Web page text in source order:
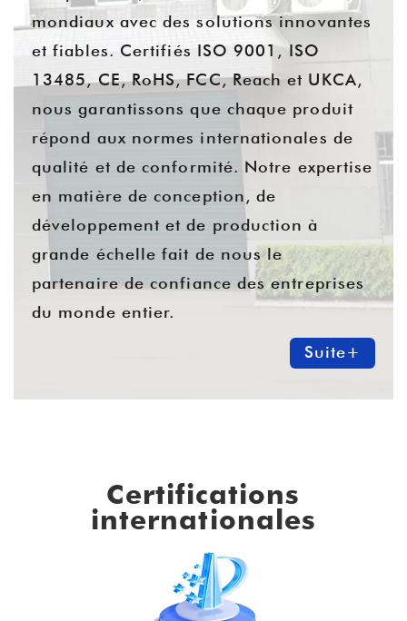
mondiaux avec des solutions innovantes
et fiables. Certifiés ISO 9001, ISO
13485, CE, RoHS, FCC, Reach et UKCA,
nous garantissons que chaque produit
répond aux normes internationales de
qualité et de conformité. Notre expertise
en matière de conception, de
développement et de production à
grande échelle fait de nous le
partenaire de confiance des entreprises
du monde entier.
Suite+
Certifications
internationales